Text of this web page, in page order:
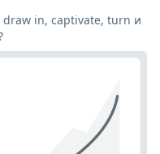
in, captivate, turn и